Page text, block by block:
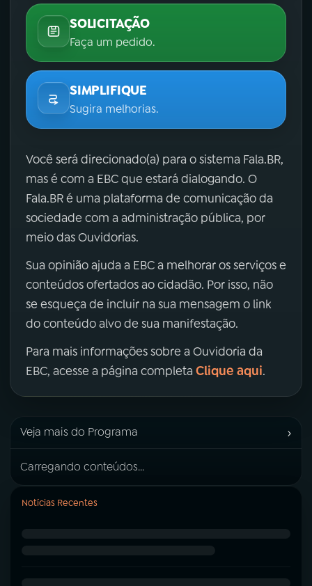
SOLICITAÇÃO
Faça um pedido.
SIMPLIFIQUE
Sugira melhorias.
Você será direcionado(a) para o sistema Fala.BR,
mas é com a EBC que estará dialogando. O
Fala.BR é uma plataforma de comunicação da
sociedade com a administração pública, por
meio das Ouvidorias.
Sua opinião ajuda a EBC a melhorar os serviços e
conteúdos ofertados ao cidadão. Por isso, não
se esqueça de incluir na sua mensagem o link
do conteúdo alvo de sua manifestação.
Para mais informações sobre a Ouvidoria da
EBC, acesse a página completa Clique aqui.
Veja mais do Programa ›
Carregando conteúdos...
Notícias Recentes